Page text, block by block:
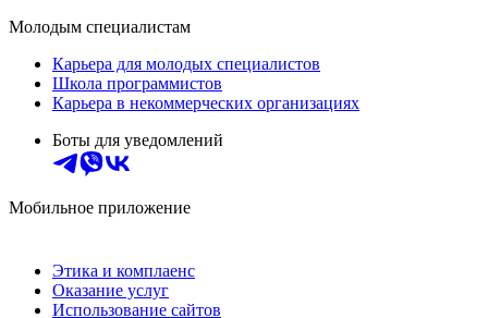
Молодым специалистам
Карьера для молодых специалистов
Школа программистов
Карьера в некоммерческих организациях
Боты для уведомлений
Мобильное приложение
Этика и комплаенс
Оказание услуг
Использование сайтов